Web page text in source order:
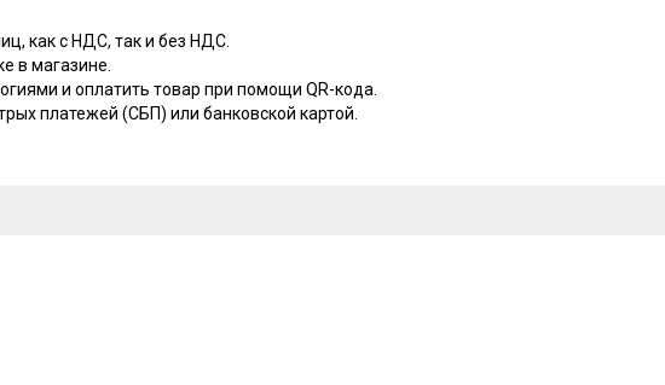
как с НДС, так и без НДС.
в магазине.
и оплатить товар при помощи QR-кода.
платежей (СБП) или банковской картой.